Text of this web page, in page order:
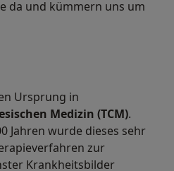
da und kümmern uns um
Ursprung in
Medizin (TCM).
Jahren wurde dieses sehr
zur
Krankheitsbilder